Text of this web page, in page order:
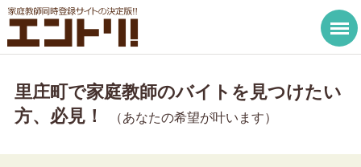
里庄町で家庭教師のバイトを見つけたい
方、必見！
（あなたの希望が叶います）